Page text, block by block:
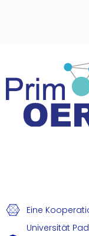
Eine
Universität